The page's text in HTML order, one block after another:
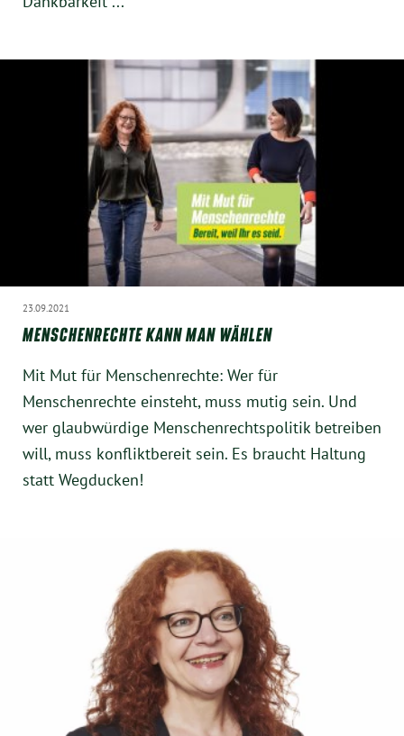
23.09.2021
MENSCHENRECHTE KANN MAN WÄHLEN
Mit Mut für Menschenrechte: Wer für
Menschenrechte einsteht, muss mutig sein. Und
wer glaubwürdige Menschenrechtspolitik betreiben
will, muss konfliktbereit sein. Es braucht Haltung
statt Wegducken!